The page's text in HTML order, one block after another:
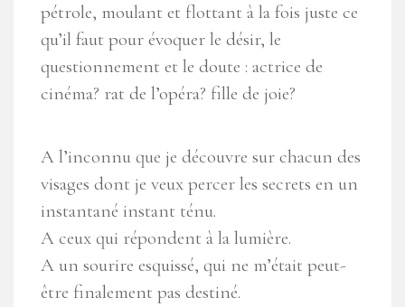
pétrole, moulant et flottant à la fois juste ce
qu’il faut pour évoquer le désir, le
questionnement et le doute : actrice de
cinéma? rat de l’opéra? fille de joie?
A l’inconnu que je découvre sur chacun des
visages dont je veux percer les secrets en un
instantané instant ténu.
A ceux qui répondent à la lumière.
A un sourire esquissé, qui ne m’était peut-
être finalement pas destiné.